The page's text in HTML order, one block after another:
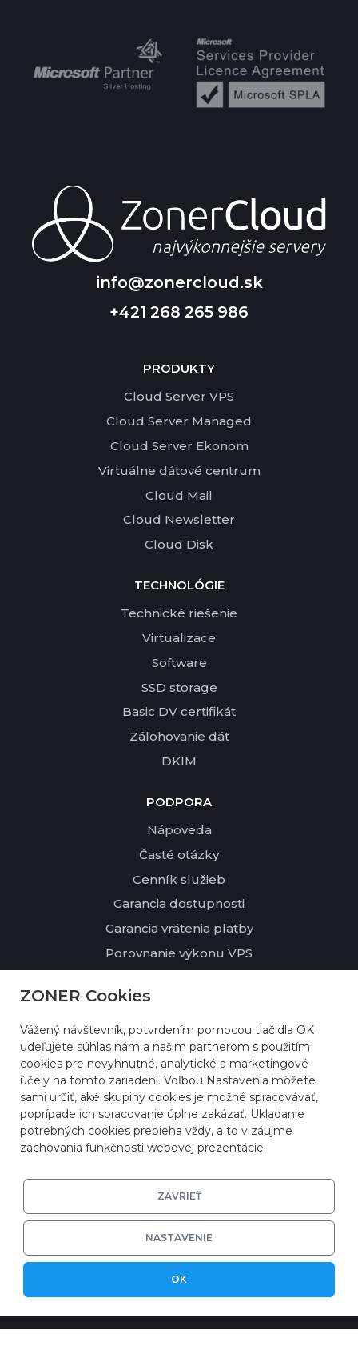
info@zonercloud.sk
+421 268 265 986
PRODUKTY
Cloud Server VPS
Cloud Server Managed
Cloud Server Ekonom
Virtuálne dátové centrum
Cloud Mail
Cloud Newsletter
Cloud Disk
TECHNOLÓGIE
Technické riešenie
Virtualizace
Software
SSD storage
Basic DV certifikát
Zálohovanie dát
DKIM
PODPORA
Nápoveda
Časté otázky
Cenník služieb
Garancia dostupnosti
Garancia vrátenia platby
Porovnanie výkonu VPS
Kontakty
Profil spoločnosti
Udržateľnosť a životné prostredie
Referencie
Zmluvné podmienky
ZONER Cookies
Vážený návštevník, potvrdením pomocou tlačidla OK
udeľujete súhlas nám a našim partnerom s použitím
cookies pre nevyhnutné, analytické a marketingové
účely na tomto zariadení. Voľbou Nastavenia môžete
sami určiť, aké skupiny cookies je možné spracovávať,
poprípade ich spracovanie úplne zakázať. Ukladanie
potrebných cookies prebieha vždy, a to v záujme
zachovania funkčnosti webovej prezentácie.
ZAVRIEŤ
NASTAVENIE
OK